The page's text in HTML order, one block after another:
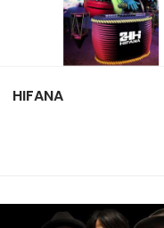
HIFANA